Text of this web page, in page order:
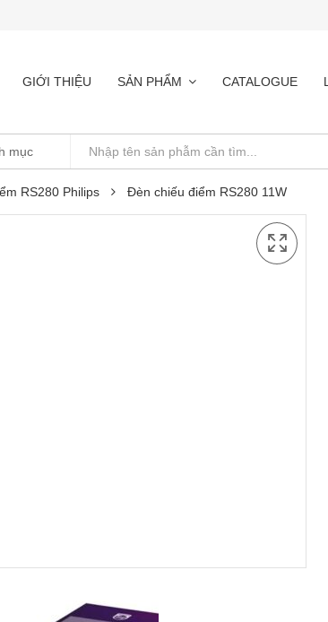
GIỚI THIỆU SẢN PHẨM CATALOGUE
RS280 Philips Đèn chiếu điểm RS280 11W